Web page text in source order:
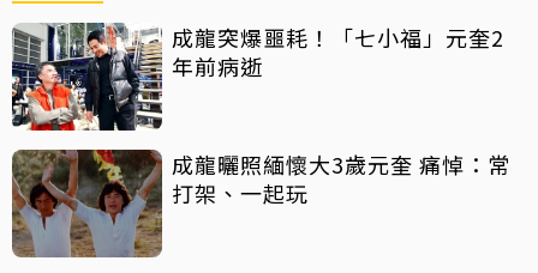
成龍突爆噩耗！「七小福」元奎2
年前病逝
成龍曬照緬懷大3歲元奎 痛悼：常
打架、一起玩